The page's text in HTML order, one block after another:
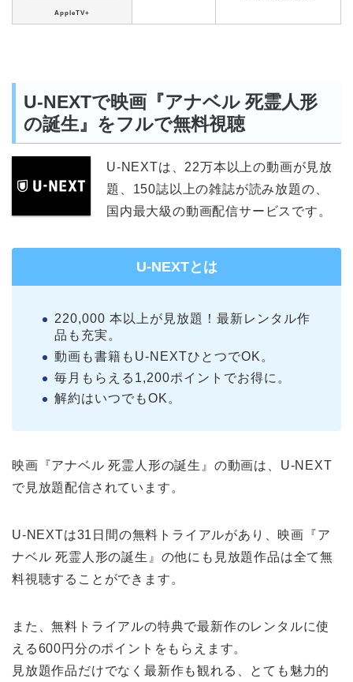
AppleTV+
U-NEXTで映画『アナベル 死霊人形
の誕生』をフルで無料視聴
U-NEXTは、22万本以上の動画が見放
題、150誌以上の雑誌が読み放題の、
国内最大級の動画配信サービスです。
U-NEXTとは
220,000 本以上が見放題！最新レンタル作
品も充実。
動画も書籍もU-NEXTひとつでOK。
毎月もらえる1,200ポイントでお得に。
解約はいつでもOK。
映画『アナベル 死霊人形の誕生』の動画は、U-NEXT
で見放題配信されています。
U-NEXTは31日間の無料トライアルがあり、映画『ア
ナベル 死霊人形の誕生』の他にも見放題作品は全て無
料視聴することができます。
また、無料トライアルの特典で最新作のレンタルに使
える600円分のポイントをもらえます。
見放題作品だけでなく最新作も観れる、とても魅力的